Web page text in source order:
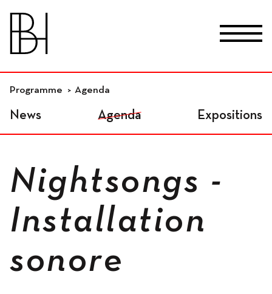
Lieux
Ateliers indépendants
Espaces
Programme Agenda
News Agenda Expositions
Nightsongs -
Installation
sonore